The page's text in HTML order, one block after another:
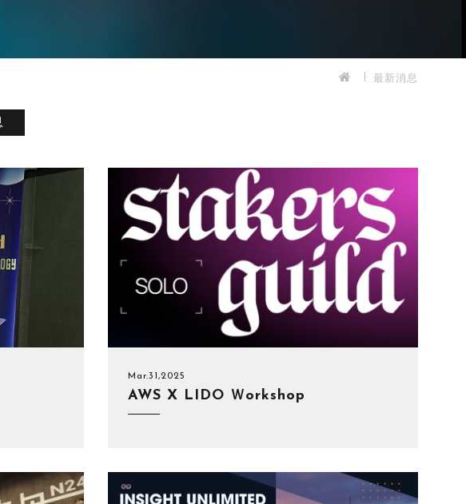
最新消息
Mar.31,2025
AWS X LIDO Ｗorkshop